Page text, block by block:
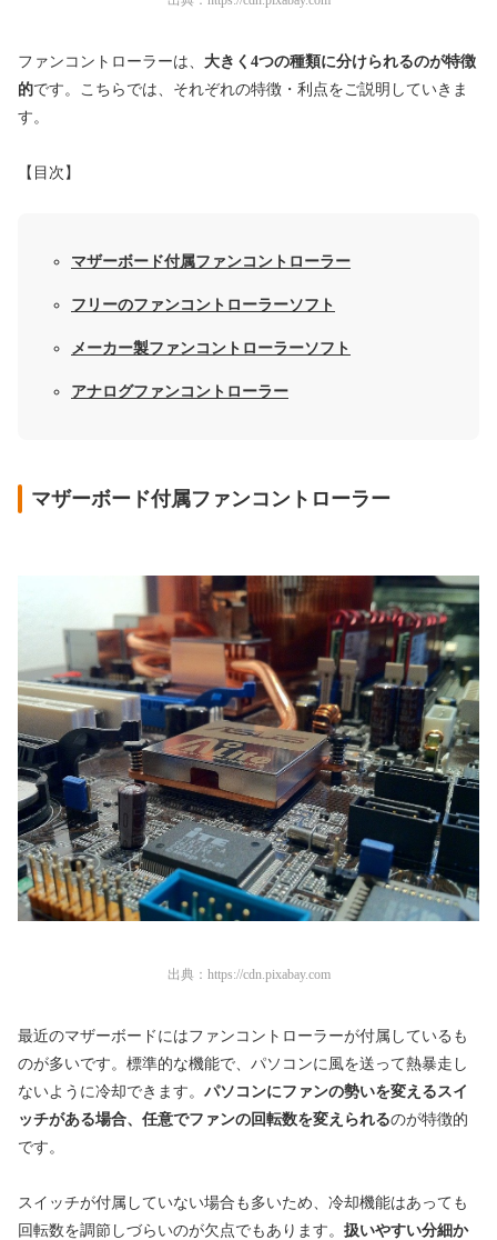
ファンコントローラーは、 大きく4つの種類に分けられるのが特徴
的です。こちらでは、それぞれの特徴・利点をご説明していきま
す。
【目次】
マザーボード付属ファンコントローラー
フリーのファンコントローラーソフト
メーカー製ファンコントローラーソフト
アナログファンコントローラー
マザーボード付属ファンコントローラー
出典： https://cdn.pixabay.com
最近のマザーボードにはファンコントローラーが付属しているも
のが多いです。標準的な機能で、パソコンに風を送って熱暴走し
ないように冷却できます。 パソコンにファンの勢いを変えるスイ
ッチがある場合、任意でファンの回転数を変えられるのが特徴的
です。
スイッチが付属していない場合も多いため、冷却機能はあっても
回転数を調節しづらいのが欠点でもあります。 扱いやすい分細か